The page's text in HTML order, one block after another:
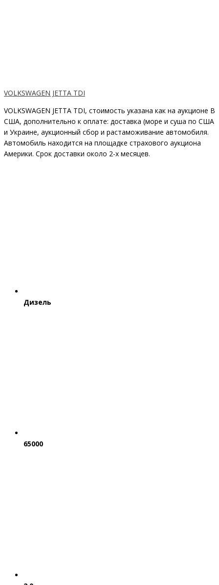
VOLKSWAGEN JETTA TDI
VOLKSWAGEN JETTA TDI, стоимость указана как на аукционе В
США, дополнительно к оплате: доставка (море и суша по США
и Украине, аукционный сбор и растаможивание автомобиля.
Автомобиль находится на площадке страхового аукциона
Америки. Срок доставки около 2-x месяцев.
Дизель
65000